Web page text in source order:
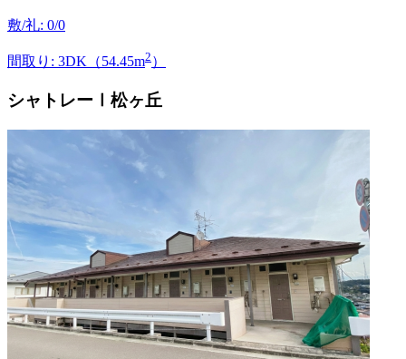
敷/礼: 0/0
間取り: 3DK（54.45m2 ）
シャトレーⅠ松ヶ丘